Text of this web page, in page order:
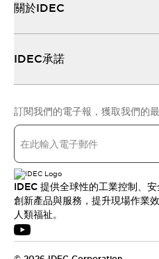
關於IDEC
IDEC承諾
訂閱我們的電子報，獲取我們的
IDEC 提供全球性的工業控制、
創新產品與服務，提升現場作業
人類福祉。